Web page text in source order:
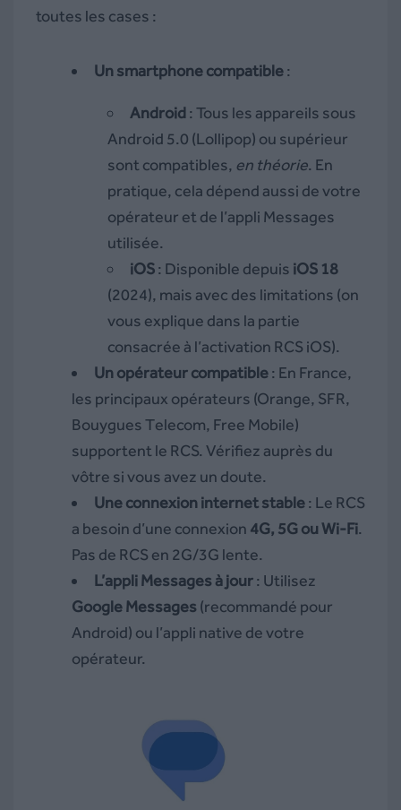
toutes les cases :
Un smartphone compatible:
Android: Tous les appareils sous
Android 5.0 (Lollipop) ou supérieur
sont compatibles, en théorie. En
pratique, cela dépend aussi de votre
opérateur et de l’appli Messages
utilisée.
iOS: Disponible depuis iOS 18
(2024), mais avec des limitations (on
vous explique dans la partie
consacrée à l’activation RCS iOS).
Un opérateur compatible: En France,
les principaux opérateurs (Orange, SFR,
Bouygues Telecom, Free Mobile)
supportent le RCS. Vérifiez auprès du
vôtre si vous avez un doute.
Une connexion internet stable: Le RCS
a besoin d’une connexion 4G, 5G ou Wi-Fi.
Pas de RCS en 2G/3G lente.
L’appli Messages à jour: Utilisez
Google Messages(recommandé pour
Android) ou l’appli native de votre
opérateur.